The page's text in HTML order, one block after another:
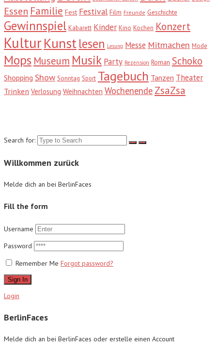
Essen Familie Fest Festival Film Freunde Geschichte
Gewinnspiel Kabarett Kinder Kino Kochen Konzert
KulturKunstlesen Lesung Messe Mitmachen Mode
Mops Museum Musik Party Rezension Roman Schoko
Shopping Show Sonntag Sport Tagebuch Tanzen Theater
Trinken Verlosung Weihnachten Wochenende ZsaZsa
Search for:
Willkommen zurück
Melde dich an bei BerlinFaces
Fill the form
Username
Password
Remember Me Forgot password?
Sign In
Login
BerlinFaces
Melde dich an bei BerlinFaces oder erstelle einen Account